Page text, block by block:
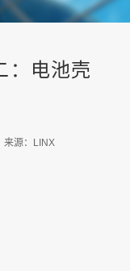
：电池壳
来源：LINX